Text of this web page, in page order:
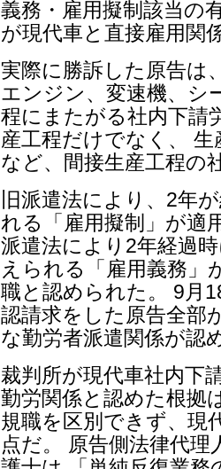
義務・雇用擬制該当の
が現代車と直接雇用関
実際に勝訴した原告は
エンジン、変速機、シ
程にまたがる社内下請
産工程だけでなく、
など、間接生産工程の
旧派遣法により、2年
れる「雇用擬制」が適
派遣法により2年経過
えられる「雇用義務」
職と認められた。 9月
認請求をした原告全部
な勤労者派遣関係が認
裁判所が現代車社内下
勤労関係と認めた根拠
規職を区別できず、現
点だ。 原告側法律代